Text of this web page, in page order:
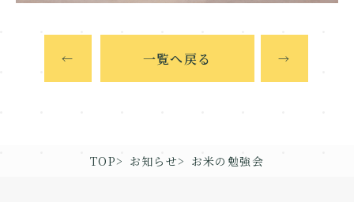
← 一覧へ戻る →
TOP お知らせ お米の勉強会